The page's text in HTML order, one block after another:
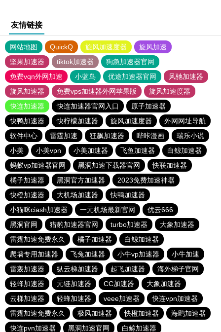
友情链接
网站地图 QuickQ 旋风加速度器
旋风加速
坚果加速器
tiktok加速器
狗急加速器官网
免费vqn外网加速
小蓝鸟 优途加速器官网
风驰加速器
旋风加速器
免费vps加速器外网苹果版
旋风加速度器
快连加速器
快连加速器官网入口
原子加速器
快鸭加速器
快柠檬加速器 旋风加速度器
外网网址导航
软件中心
雷霆加速 狂飙加速器 哔咔漫画
瑞乐小说
小美
小美vpn 小美加速器 飞鱼加速器
白鲸加速器
蚂蚁vp加速器官网
黑洞加速下载器官网
快联加速器
橘子加速器
黑洞官方加速器
2023免费加速神器
快橙加速器
大机场加速器
快鸭加速器
小猫咪ciash加速器
一元机场最新官网
优云666
黑洞官网
猎豹加速器官网 turbo加速器
大象加速器
雷霆加速免费永久
橘子加速器
白鲸加速器
爬墙专用加速器
飞兔加速器 小牛vp加速器
小牛加速
雷轰加速器
纵云梯加速器 起飞加速器
海外梯子官网
轻蜂加速器
元链加速器 CC加速器
大象加速器
云梯加速器
轻蜂加速器 veee加速器
快连vρn加速器
雷霆加速免费永久
极风加速器 快橙加速器
海鸥加速器
快连pvn加速器
黑洞加速官网 白鲸加速器